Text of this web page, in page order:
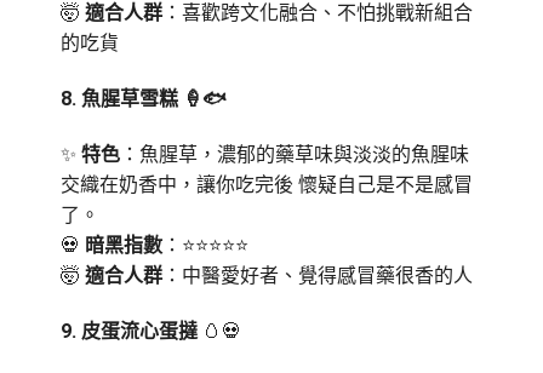
🤯 適合人群 ：喜歡跨文化融合、不怕挑戰新組合
的吃貨
8. 魚腥草雪糕 🍦🐟
✨ 特色 ：魚腥草，濃郁的藥草味與淡淡的魚腥味
交織在奶香中，讓你吃完後 懷疑自己是不是感冒
了。
💀 暗黑指數 ：⭐⭐⭐⭐⭐
🤯 適合人群 ：中醫愛好者、覺得感冒藥很香的人
9. 皮蛋流心蛋撻 🥚💀